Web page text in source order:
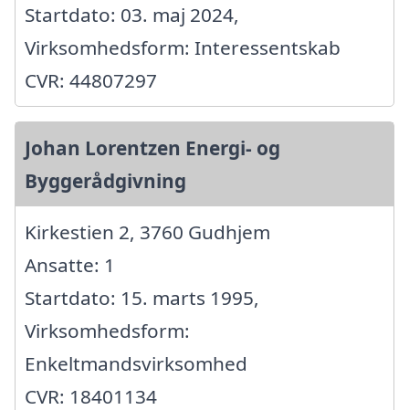
Startdato: 03. maj 2024,
Virksomhedsform: Interessentskab
CVR: 44807297
Johan Lorentzen Energi- og
Byggerådgivning
Kirkestien 2, 3760 Gudhjem
Ansatte: 1
Startdato: 15. marts 1995,
Virksomhedsform:
Enkeltmandsvirksomhed
CVR: 18401134